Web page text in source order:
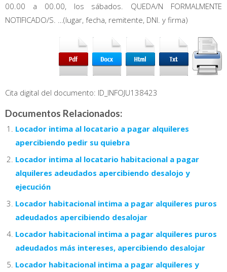
00.00 a 00.00, los sábados. QUEDA/N FORMALMENTE
NOTIFICADO/S. …(lugar, fecha, remitente, DNI. y firma)
Cita digital del documento: ID_INFOJU138423
Documentos Relacionados:
Locador intima al locatario a pagar alquileres
apercibiendo pedir su quiebra
Locador intima al locatario habitacional a pagar
alquileres adeudados apercibiendo desalojo y
ejecución
Locador habitacional intima a pagar alquileres puros
adeudados apercibiendo desalojar
Locador habitacional intima a pagar alquileres puros
adeudados más intereses, apercibiendo desalojar
Locador habitacional intima a pagar alquileres y